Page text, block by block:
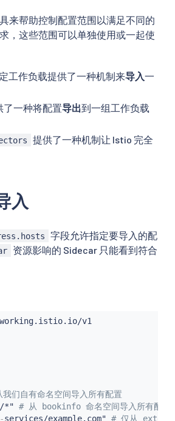
来帮助控制配置范围以满足不同的
，这些范围可以单独使用或一起使
工作负载提供了一种机制来导入一
了一种将配置导出到一组工作负载
提供了一种机制让 Istio 完全
入
字段允许指定要导入的配
资源影响的 Sidecar 只能看到符合
networking.istio.io/v1
们自有命名空间导入所有配置
*" # 从 bookinfo 命名空间导入所有配置
-services/example.com" # 仅从